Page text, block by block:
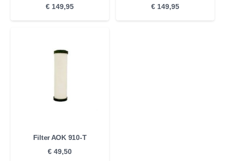
€ 149,95
€ 149,95
Filter AOK 910-T
€ 49,50